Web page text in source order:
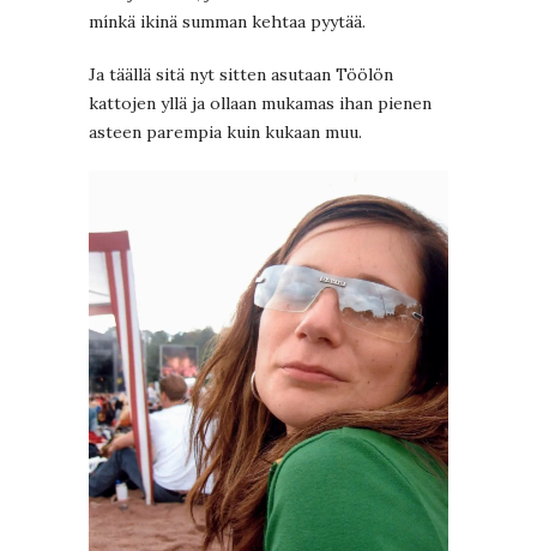
mínkä ikinä summan kehtaa pyytää.
Ja täällä sitä nyt sitten asutaan Töölön
kattojen yllä ja ollaan mukamas ihan pienen
asteen parempia kuin kukaan muu.